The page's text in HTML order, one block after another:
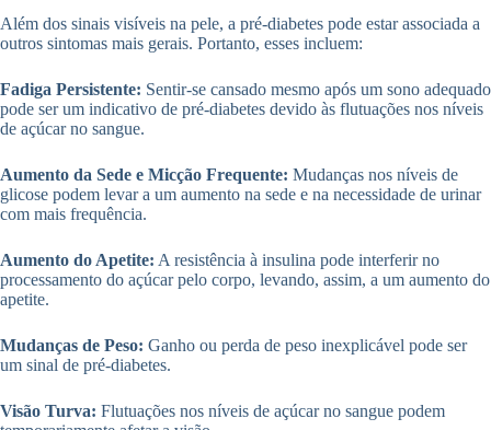
Além dos sinais visíveis na pele, a pré-diabetes pode estar associada a
outros sintomas mais gerais. Portanto, esses incluem:
Fadiga Persistente: Sentir-se cansado mesmo após um sono adequado
pode ser um indicativo de pré-diabetes devido às flutuações nos níveis
de açúcar no sangue.
Aumento da Sede e Micção Frequente: Mudanças nos níveis de
glicose podem levar a um aumento na sede e na necessidade de urinar
com mais frequência.
Aumento do Apetite: A resistência à insulina pode interferir no
processamento do açúcar pelo corpo, levando, assim, a um aumento do
apetite.
Mudanças de Peso: Ganho ou perda de peso inexplicável pode ser
um sinal de pré-diabetes.
Visão Turva: Flutuações nos níveis de açúcar no sangue podem